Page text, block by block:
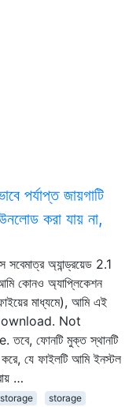
পর্যাপ্ত জায়গাটি
করা যায় না,
সবেমাত্র অ্যান্ড্রয়েড 2.1
কোনও অ্যাপ্লিকেশন
মাধ্যমে), আমি এই
download. Not
ফোনটি মুক্ত স্থানটি
যে ফাইলটি আমি ইনস্টল
…
storage